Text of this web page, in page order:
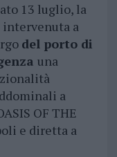
13 luglio, la
intervenuta a
del porto di
una
a
OF THE
e diretta a